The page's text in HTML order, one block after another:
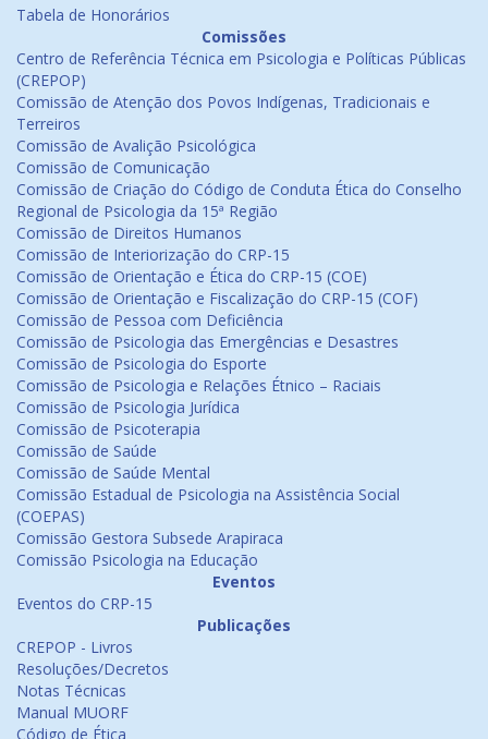
Tabela de Honorários
Comissões
Centro de Referência Técnica em Psicologia e Políticas Públicas
(CREPOP)
Comissão de Atenção dos Povos Indígenas, Tradicionais e
Terreiros
Comissão de Avalição Psicológica
Comissão de Comunicação
Comissão de Criação do Código de Conduta Ética do Conselho
Regional de Psicologia da 15ª Região
Comissão de Direitos Humanos
Comissão de Interiorização do CRP-15
Comissão de Orientação e Ética do CRP-15 (COE)
Comissão de Orientação e Fiscalização do CRP-15 (COF)
Comissão de Pessoa com Deficiência
Comissão de Psicologia das Emergências e Desastres
Comissão de Psicologia do Esporte
Comissão de Psicologia e Relações Étnico – Raciais
Comissão de Psicologia Jurídica
Comissão de Psicoterapia
Comissão de Saúde
Comissão de Saúde Mental
Comissão Estadual de Psicologia na Assistência Social
(COEPAS)
Comissão Gestora Subsede Arapiraca
Comissão Psicologia na Educação
Eventos
Eventos do CRP-15
Publicações
CREPOP - Livros
Resoluções/Decretos
Notas Técnicas
Manual MUORF
Código de Ética